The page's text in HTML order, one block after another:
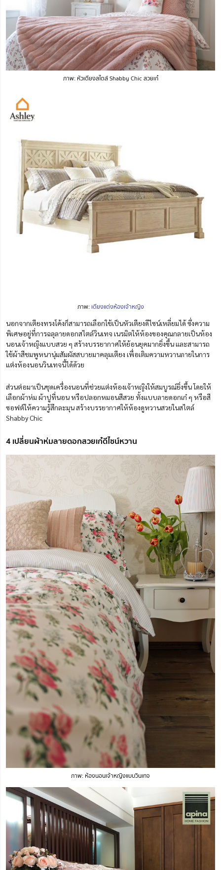
ภาพ: หัวเตียงสไตล์ Shabby Chic สวยเก๋
ภาพ: เตียงแต่งห้องเจ้าหญิง
นอกจากเตียงทรงโค้งก็สามารถเลือกใช้เป็นหัวเตียงดีไซน์เหลี่ยมได้ ซึ่งความ
พิเศษอยู่ที่การฉลุลายดอกสไตล์วินเทจ เนรมิตให้ห้องของคุณกลายเป็นห้อง
นอนเจ้าหญิงแบบสวย ๆ สร้างบรรยากาศให้ย้อนยุคมากยิ่งขึ้น และสามารถ
ใช้ผ้าสีชมพูหนานุ่มสัมผัสสบายมาคลุมเตียง เพื่อเติมความหวานภายในการ
แต่งห้องนอนวินเทจนี้ได้ด้วย
ส่วนต่อมาเป็นชุดเครื่องนอนที่ช่วยแต่งห้องเจ้าหญิงให้สมบูรณ์ยิ่งขึ้น โดยให้
เลือกผ้าห่ม ผ้าปูที่นอน หรือปลอกหมอนสีสวย ทั้งแบบลายดอกเก๋ ๆ หรือสี
ซอฟต์ให้ความรู้สึกละมุน สร้างบรรยากาศให้ห้องดูหวานสวยในสไตล์
Shabby Chic
4 เปลี่ยนผ้าห่มลายดอกสวยเก๋ดีไซน์หวาน
ภาพ: ห้องนอนเจ้าหญิงแบบวินเทจ